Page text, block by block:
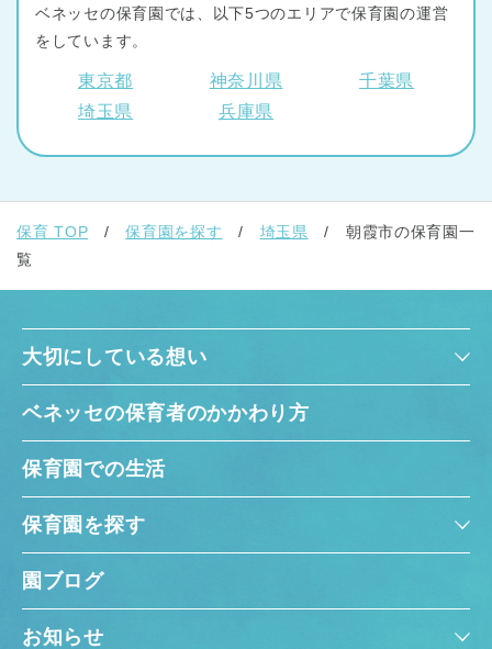
神奈川県 全域
ベネッセの保育園では、以下5つのエリアで保育園の運営
をしています。
東京都 神奈川県
千葉県
埼玉県
兵庫県
保育 TOP 保育園を探す 埼玉県
朝霞市の保育園一
覧
大切にしている想い
ベネッセの保育者のかかわり方
保育園での生活
保育園を探す
園ブログ
お知らせ